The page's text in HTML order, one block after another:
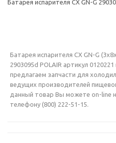
Батарея испарителя СХ GN-G
Батарея испарителя СХ GN-G
2903095d POLAIR артикул
предлагаем запчасти для
ведущих производителей
данный товар Вы можете on-line
телефону (800) 222-51-15.